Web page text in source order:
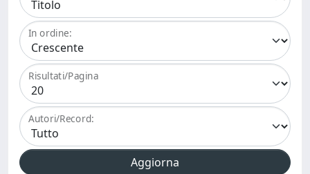
In ordine:
Risultati/Pagina
Autori/Record: